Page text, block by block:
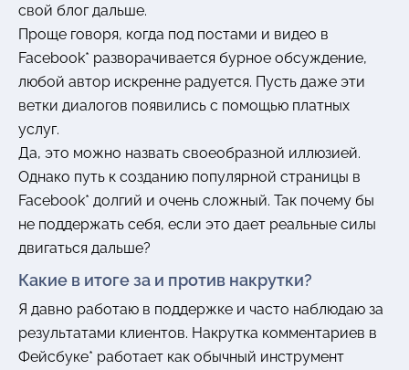
свой блог дальше.
Проще говоря, когда под постами и видео в
Facebook* разворачивается бурное обсуждение,
любой автор искренне радуется. Пусть даже эти
ветки диалогов появились с помощью платных
услуг.
Да, это можно назвать своеобразной иллюзией.
Однако путь к созданию популярной страницы в
Facebook* долгий и очень сложный. Так почему бы
не поддержать себя, если это дает реальные силы
двигаться дальше?
Какие в итоге за и против накрутки?
Я давно работаю в поддержке и часто наблюдаю за
результатами клиентов. Накрутка комментариев в
Фейсбуке* работает как обычный инструмент